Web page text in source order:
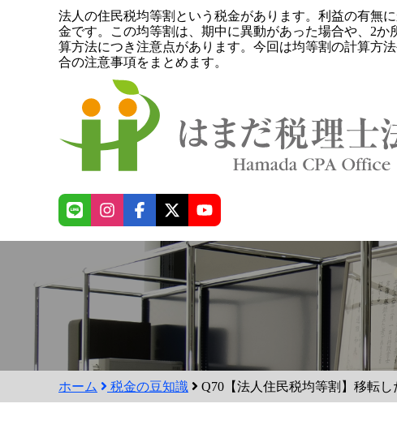
法人の住民税均等割という税金があります。利益の有無
金です。この均等割は、期中に異動があった場合や、2か
算方法につき注意点があります。今回は均等割の計算方
合の注意事項をまとめます。
ホーム 税金の豆知識 Q70【法人住民税均等割】移転